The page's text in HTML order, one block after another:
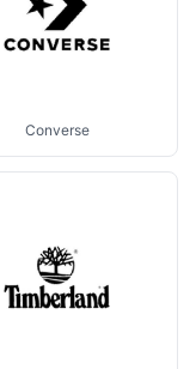
Converse